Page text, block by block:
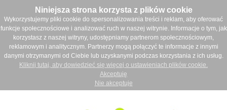
Niniejsza strona korzysta z plików cookie
Wykorzystujemy pliki cookie do spersonalizowania treści i reklam, aby oferować
funkcje społecznościowe i analizować ruch w naszej witrynie. Informacje o tym, jak
korzystasz z naszej witryny, udostępniamy partnerom społecznościowym,
reklamowym i analitycznym. Partnerzy mogą połączyć te informacje z innymi
danymi otrzymanymi od Ciebie lub uzyskanymi podczas korzystania z ich usług.
Kliknij tutaj, aby dowiedzieć się więcej o ustawieniach plików cookie.
Akceptuję
Nie akceptuje